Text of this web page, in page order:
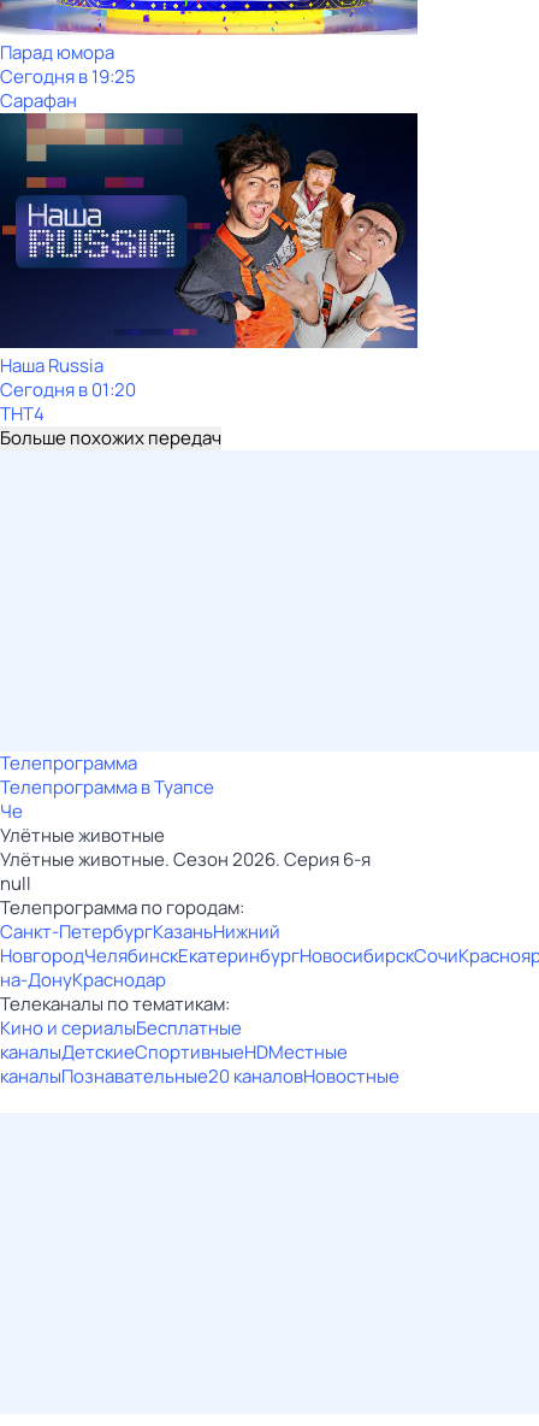
Парад юмора
Сегодня в 19:25
Сарафан
Наша Russia
Сегодня в 01:20
ТНТ4
Больше похожих передач
Телепрограмма
Телепрограмма в Туапсе
Че
Улётные животные
Улётные животные. Сезон 2026. Серия 6-я
null
Телепрограмма по городам:
Санкт-ПетербургКазаньНижний
НовгородЧелябинскЕкатеринбургНовосибирскСочи
на-ДонуКраснодар
Телеканалы по тематикам:
Кино и сериалыБесплатные
каналыДетскиеСпортивныеHDМестные
каналыПознавательные20 каналовНовостные